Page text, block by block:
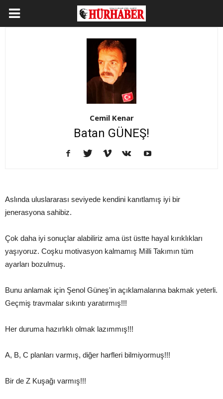
Cemil Kenar
Batan GÜNEŞ!
Aslında uluslararası seviyede kendini kanıtlamış iyi bir
jenerasyona sahibiz.
Çok daha iyi sonuçlar alabiliriz ama üst üstte hayal kırıklıkları
yaşıyoruz. Coşku motivasyon kalmamış Milli Takımın tüm
ayarları bozulmuş.
Bunu anlamak için Şenol Güneş'in açıklamalarına bakmak yeterli.
Geçmiş travmalar sıkıntı yaratırmış!!!
Her duruma hazırlıklı olmak lazımmış!!!
A, B, C planları varmış, diğer harfleri bilmiyormuş!!!
Bir de Z Kuşağı varmış!!!